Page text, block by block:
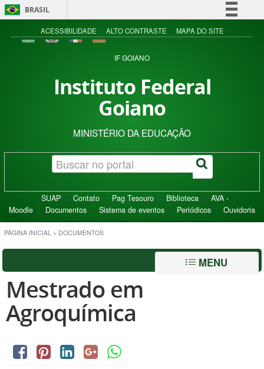
BRASIL
Simplifique!
Acesso à informação
ACESSIBILIDADE ALTO CONTRASTE MAPA DO SITE
IF GOIANO
Instituto Federal
Goiano
MINISTÉRIO DA EDUCAÇÃO
SUAP Contato Pag Tesouro Biblioteca
AVA -
Moodle
Documentos Sistema de eventos Periódicos Ouvidoria
PÁGINA INICIAL > DOCUMENTOS
MENU
Mestrado em
Agroquímica